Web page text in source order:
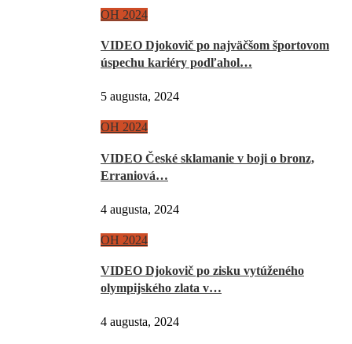
OH 2024
VIDEO Djokovič po najväčšom športovom
úspechu kariéry podľahol…
5 augusta, 2024
OH 2024
VIDEO České sklamanie v boji o bronz,
Erraniová…
4 augusta, 2024
OH 2024
VIDEO Djokovič po zisku vytúženého
olympijského zlata v…
4 augusta, 2024